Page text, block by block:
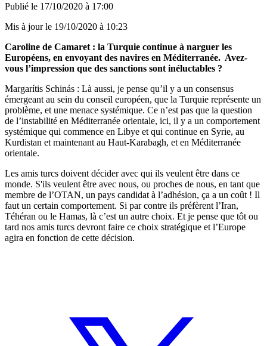
Publié le 17/10/2020 à 17:00
Mis à jour le 19/10/2020 à 10:23
Caroline de Camaret : la Turquie continue à narguer les
Européens, en envoyant des navires en Méditerranée. Avez-
vous l’impression que des sanctions sont inéluctables ?
Margarítis Schinás : Là aussi, je pense qu’il y a un consensus
émergeant au sein du conseil européen, que la Turquie représente un
problème, et une menace systémique. Ce n’est pas que la question
de l’instabilité en Méditerranée orientale, ici, il y a un comportement
systémique qui commence en Libye et qui continue en Syrie, au
Kurdistan et maintenant au Haut-Karabagh, et en Méditerranée
orientale.
Les amis turcs doivent décider avec qui ils veulent être dans ce
monde. S'ils veulent être avec nous, ou proches de nous, en tant que
membre de l’OTAN, un pays candidat à l’adhésion, ça a un coût ! Il
faut un certain comportement. Si par contre ils préfèrent l’Iran,
Téhéran ou le Hamas, là c’est un autre choix. Et je pense que tôt ou
tard nos amis turcs devront faire ce choix stratégique et l’Europe
agira en fonction de cette décision.